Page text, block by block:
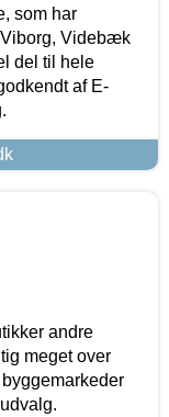
som har
Videbæk
del til hele
af E-
andre
meget over